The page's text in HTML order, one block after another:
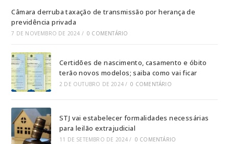
Câmara derruba taxação de transmissão por herança de
previdência privada
7 DE NOVEMBRO DE 2024 / 0 COMENTÁRIO
Certidões de nascimento, casamento e óbito
terão novos modelos; saiba como vai ficar
2 DE OUTUBRO DE 2024 / 0 COMENTÁRIO
STJ vai estabelecer formalidades necessárias
para leilão extrajudicial
11 DE SETEMBRO DE 2024 / 0 COMENTÁRIO